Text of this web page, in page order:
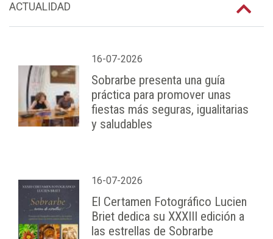
ACTUALIDAD
16-07-2026
Sobrarbe presenta una guía
práctica para promover unas
fiestas más seguras, igualitarias
y saludables
16-07-2026
El Certamen Fotográfico Lucien
Briet dedica su XXXIII edición a
las estrellas de Sobrarbe